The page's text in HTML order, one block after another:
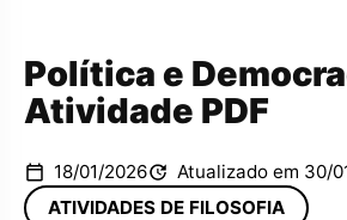
Política e
Atividade PDF
18/01/2026
Atualizado em 30/
ATIVIDADES DE FILOSOFIA